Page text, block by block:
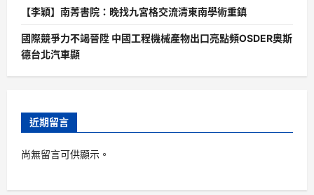
【李穎】南菁書院：晚找九宮格交流清東南學術重鎮
國際競爭力不竭晉陞 中國工程機械產物出口亮點頻OSDER奧斯
德台北汽車顯
近期留言
尚無留言可供顯示。